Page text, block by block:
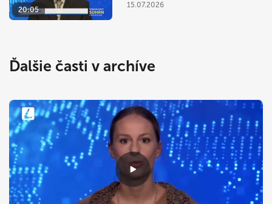
20:05
15.07.2026
Ďalšie časti v archíve